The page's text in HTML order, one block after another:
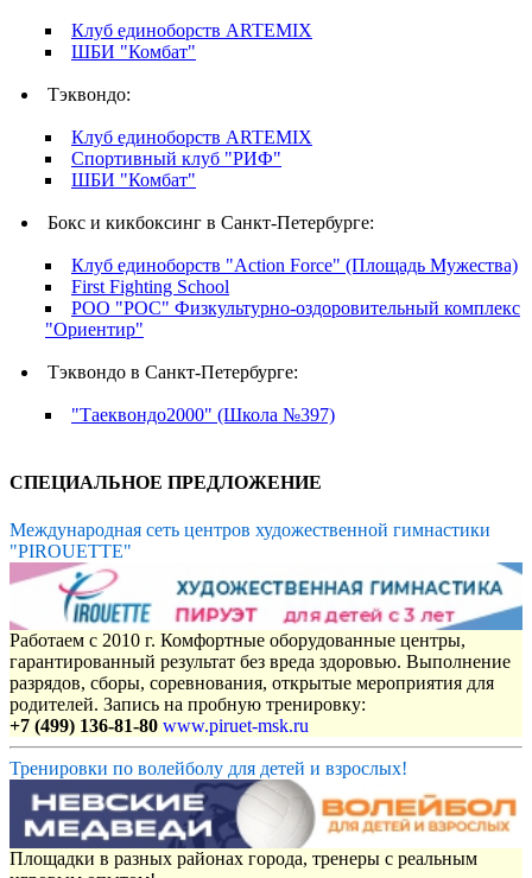
Клуб единоборств ARTEMIX
ШБИ "Комбат"
Тэквондо:
Клуб единоборств ARTEMIX
Спортивный клуб "РИФ"
ШБИ "Комбат"
Бокс и кикбоксинг в Санкт-Петербурге:
Клуб единоборств "Action Force" (Площадь Мужества)
First Fighting School
РОО "РОС" Физкультурно-оздоровительный комплекс
"Ориентир"
Тэквондо в Санкт-Петербурге:
"Таеквондо2000" (Школа №397)
СПЕЦИАЛЬНОЕ ПРЕДЛОЖЕНИЕ
Международная сеть центров художественной гимнастики
"PIROUETTE"
Работаем с 2010 г. Комфортные оборудованные центры,
гарантированный результат без вреда здоровью. Выполнение
разрядов, сборы, соревнования, открытые мероприятия для
родителей. Запись на пробную тренировку:
+7 (499) 136-81-80 www.piruet-msk.ru
Тренировки по волейболу для детей и взрослых!
Площадки в разных районах города, тренеры с реальным